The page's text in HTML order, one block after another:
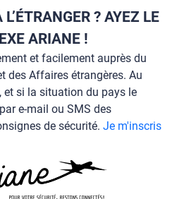
? AYEZ LE
ARIANE !
et facilement auprès du
des Affaires étrangères. Au
et si la situation du pays le
e-mail ou SMS des
de sécurité. Je m'inscris